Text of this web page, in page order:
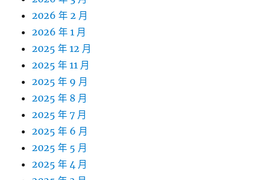
2026 年 2 月
2026 年 1 月
2025 年 12 月
2025 年 11 月
2025 年 9 月
2025 年 8 月
2025 年 7 月
2025 年 6 月
2025 年 5 月
2025 年 4 月